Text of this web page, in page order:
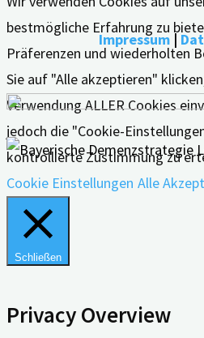
Impressum |
bestmögliche Erfahrung zu
Präferenzen und wiederholten
Sie auf "Alle akzeptieren"
Verwendung ALLER Cookies
jedoch die "Cookie-
kontrollierte Zustimmung zu
Cookie Einstellungen Alle
Schließen
Privacy Overview